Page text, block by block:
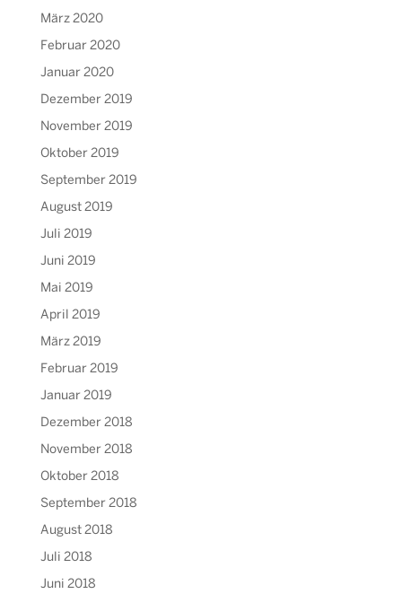
März 2020
Februar 2020
Januar 2020
Dezember 2019
November 2019
Oktober 2019
September 2019
August 2019
Juli 2019
Juni 2019
Mai 2019
April 2019
März 2019
Februar 2019
Januar 2019
Dezember 2018
November 2018
Oktober 2018
September 2018
August 2018
Juli 2018
Juni 2018